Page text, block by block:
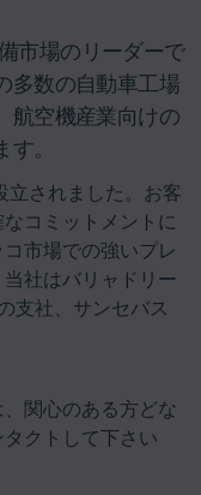
市場のリーダーで
多数の自動車工場
航空機産業向けの
。
立されました。お客
コミットメントに
市場での強いプレ
社はバリャドリー
支社、サンセバス
関心のある方どな
クトして下さい